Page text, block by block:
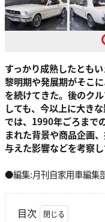
すっかり成熟したとも
黎明期や発展期がそこ
を続けてきた。後のク
しても、今以上に大き
では、1990年ごろまで
まれた背景や商品企画
与えた影響などを考察し
●編集:月刊自家用車編集
目次